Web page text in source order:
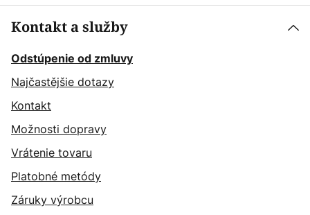
Kontakt a služby
Odstúpenie od zmluvy
Najčastějšie dotazy
Kontakt
Možnosti dopravy
Vrátenie tovaru
Platobné metódy
Záruky výrobcu